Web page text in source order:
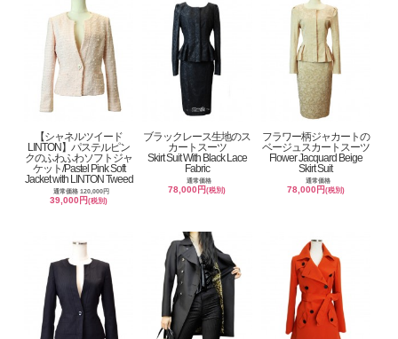
【シャネルツイード
LINTON】パステルピン
クのふわふわソフトジャ
ケット/Pastel Pink Soft
Jacket with LINTON Tweed
通常価格 120,000円
39,000円(税別)
ブラックレース生地のス
カートスーツ
Skirt Suit With Black Lace
Fabric
通常価格
78,000円(税別)
フラワー柄ジャカートの
ベージュスカートスーツ
Flower Jacquard Beige
Skirt Suit
通常価格
78,000円 (税別)